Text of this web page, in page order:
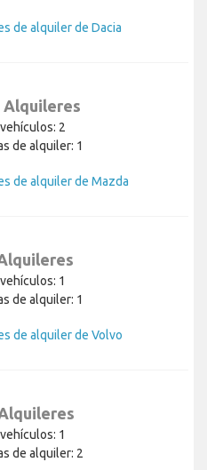
de alquiler de Dacia
Alquileres
2
de alquiler: 1
de alquiler de Mazda
1
de alquiler: 1
de alquiler de Volvo
1
de alquiler: 2